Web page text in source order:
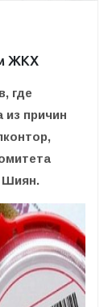
ЖКХ
где
причин
Шиян.